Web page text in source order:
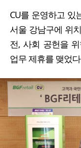
CU를 운영하고 있
서울 강남구에 위
전, 사회 공헌을
업무 제휴를 맺었